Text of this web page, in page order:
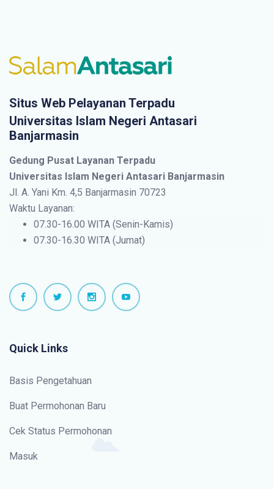
Situs Web Pelayanan Terpadu
Universitas Islam Negeri Antasari
Banjarmasin
Gedung Pusat Layanan Terpadu
Universitas Islam Negeri Antasari Banjarmasin
Jl. A. Yani Km. 4,5 Banjarmasin 70723
Waktu Layanan:
07.30-16.00 WITA (Senin-Kamis)
07.30-16.30 WITA (Jumat)
Quick Links
Basis Pengetahuan
Buat Permohonan Baru
Cek Status Permohonan
Masuk